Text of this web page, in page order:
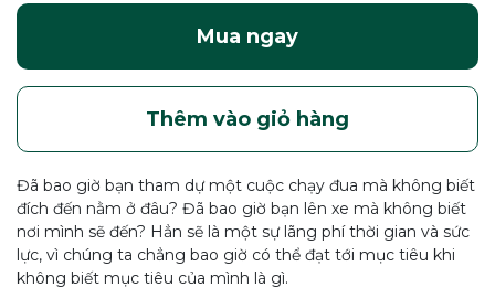
Mua ngay
Thêm vào giỏ hàng
Đã bao giờ bạn tham dự một cuộc chạy đua mà không biết
đích đến nằm ở đâu? Đã bao giờ bạn lên xe mà không biết
nơi mình sẽ đến? Hẳn sẽ là một sự lãng phí thời gian và sức
lực, vì chúng ta chẳng bao giờ có thể đạt tới mục tiêu khi
không biết mục tiêu của mình là gì.